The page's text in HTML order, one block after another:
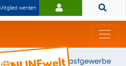
Mitglied werden
stark für das Gastgewerbe